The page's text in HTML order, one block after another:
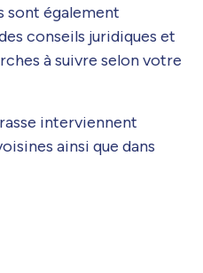
sont également
conseils juridiques et
à suivre selon votre
interviennent
ainsi que dans